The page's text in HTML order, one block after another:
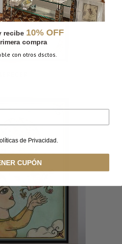
recibe 10% OFF
compra
con otros dsctos.
de Privacidad.
CUPÓN